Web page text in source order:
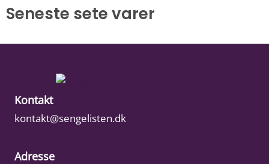
Seneste sete varer
Kontakt
kontakt@sengelisten.dk
Adresse